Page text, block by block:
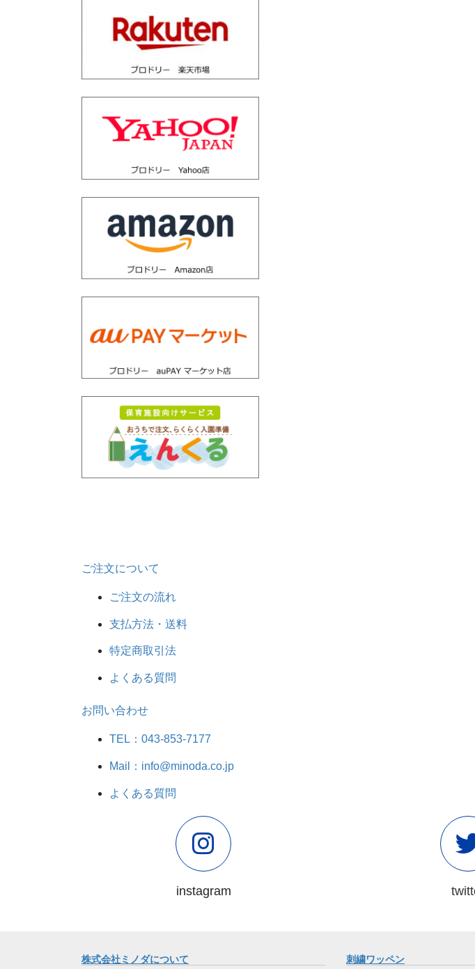
ご注文について
ご注文の流れ
支払方法・送料
特定商取引法
よくある質問
お問い合わせ
TEL：043-853-7177
Mail：info@minoda.co.jp
よくある質問
instagram
株式会社ミノダについて 刺繍ワッペン